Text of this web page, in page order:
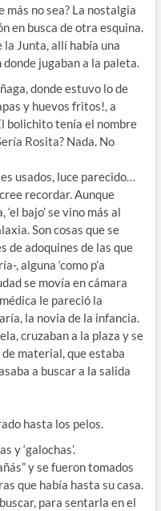
no sea? La nostalgia
en busca de otra esquina.
Junta, allí había una
jugaban a la paleta.
donde estuvo lo de
y huevos fritos!, a
bolichito tenía el nombre
Rosita? Nada. No
usados, luce parecido…
recordar. Aunque
bajo’ se vino más al
Son cosas que se
de adoquines de las que
, alguna ‘como p’a
se movía en cámara
le pareció la
la novia de la infancia.
cruzaban a la plaza y se
material, que estaba
a buscar a la salida
hasta los pelos.
y ‘galochas’.
y se fueron tomados
que había hasta su casa.
para sentarla en el